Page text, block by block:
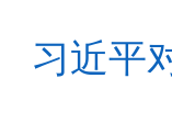
习近平